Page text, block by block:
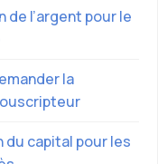
l’argent pour le
la
capital pour les